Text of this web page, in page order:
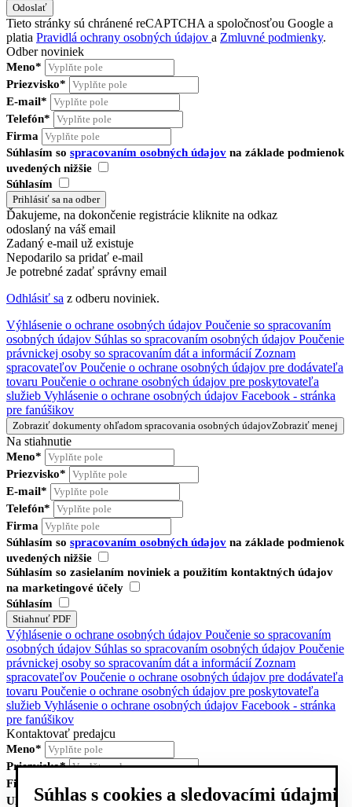
Tieto stránky sú chránené reCAPTCHA a spoločnosťou Google a
platia Pravidlá ochrany osobných údajov a Zmluvné podmienky.
Odber noviniek
Meno*
Priezvisko*
E-mail*
Telefón*
Firma
Súhlasím so spracovaním osobných údajov na základe podmienok
uvedených nižšie
Súhlasím
Ďakujeme, na dokončenie registrácie kliknite na odkaz
odoslaný na váš email
Zadaný e-mail už existuje
Nepodarilo sa pridať e-mail
Je potrebné zadať správny email
Odhlásiť sa z odberu noviniek.
Výhlásenie o ochrane osobných údajov Poučenie so spracovaním
osobných údajov Súhlas so spracovaním osobných údajov Poučenie
právnickej osoby so spracovaním dát a informácií Zoznam
spracovateľov Poučenie o ochrane osobných údajov pre dodávateľa
tovaru Poučenie o ochrane osobných údajov pre poskytovateľa
služieb Vyhlásenie o ochrane osobných údajov Facebook - stránka
pre fanúšikov
Zobraziť dokumenty ohľadom spracovania osobných údajovZobraziť menej
Na stiahnutie
Meno*
Priezvisko*
E-mail*
Telefón*
Firma
Súhlasím so spracovaním osobných údajov na základe podmienok
uvedených nižšie
Súhlasím so zasielaním noviniek a použitím kontaktných údajov
na marketingové účely
Súhlasím
Výhlásenie o ochrane osobných údajov Poučenie so spracovaním
osobných údajov Súhlas so spracovaním osobných údajov Poučenie
právnickej osoby so spracovaním dát a informácií Zoznam
spracovateľov Poučenie o ochrane osobných údajov pre dodávateľa
tovaru Poučenie o ochrane osobných údajov pre poskytovateľa
služieb Vyhlásenie o ochrane osobných údajov Facebook - stránka
pre fanúšikov
Kontaktovať predajcu
Meno*
Priezvisko*
Firma
Ulica, čísloSúhlas s cookies a sledovacími údajmi